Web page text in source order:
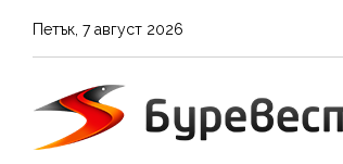
Петък 7 август 2026